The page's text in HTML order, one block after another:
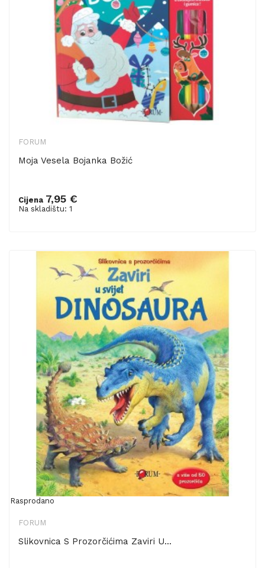
FORUM
Moja Vesela Bojanka Božić
Cijena 7,95 €
Na skladištu: 1
Dodaj u košaricu
Rasprodano
FORUM
Slikovnica S Prozorčićima Zaviri U...